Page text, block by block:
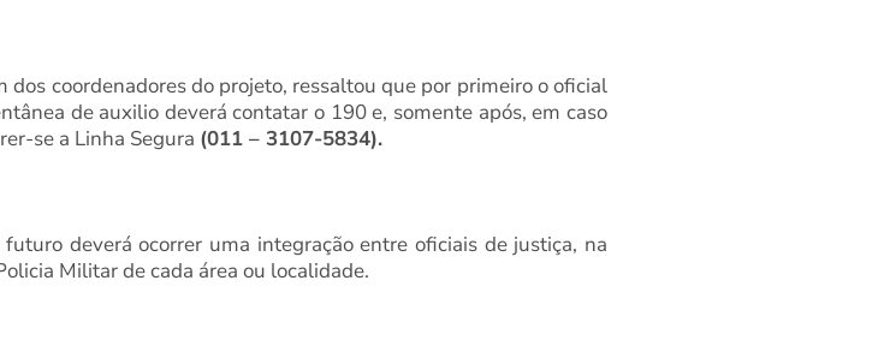
dos coordenadores do projeto, ressaltou que por primeiro o oficial
de auxilio deverá contatar o 190 e, somente após, em caso
se a Linha Segura (011 – 3107-5834).
deverá ocorrer uma integração entre oficiais de justiça, na
Militar de cada área ou localidade.